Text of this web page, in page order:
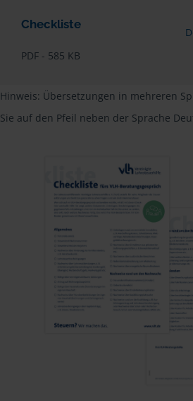
Checkliste
PDF - 585 KB
Hinweis: Übersetzungen in mehreren
Sie auf den Pfeil neben der Sprache